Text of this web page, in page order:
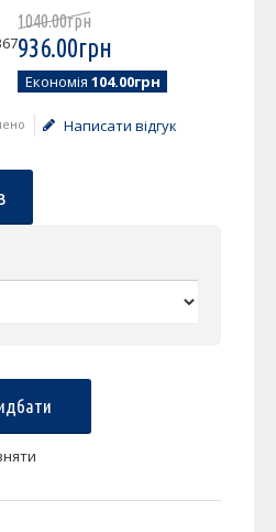
1040.00грн
936.00грн
Економія 104.00грн
Написати відгук